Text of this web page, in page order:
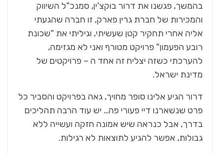
בהמשך, פגשנו את דרור בוקצ'ין, סמנכ"ל השיווק
והמכירות של חברת גרין פארק, זו חברה שהגעתי
אליה אחרי תחקיר קטן שעשיתי, וגיליתי את "שכונת
רובע הפעמון" פרויקט מטורף ואני לא מגזימה,
להערכתי כשזה יצליח זה אחד ה – פרויקטים של
מדינת ישראל.
דרור הגיע אלינו סופר מחויך, גאה בפרויקט והסביר כל
פרט שנשארנו דיי פעורי פה… יש עוד הרבה תהליכים
בדרך, אבל כנראה שיש אמונה חזקה ועשייה ללא
גבולות, אפשר להגיע לתוצאות לא רגילות.